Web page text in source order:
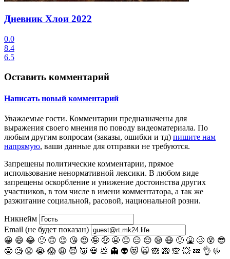
Дневник Хлои 2022
0.0
8.4
6.5
Оставить комментарий
Написать новый комментарий
Уважаемые гости. Комментарии предназначены для
выражения своего мнения по поводу видеоматериала. По
любым другим вопросам (заказы, ошибки и тд) пишите нам
напрямую, ваши данные для отправки не требуются.
Запрещены политические комментарии, прямое
использование ненормативной лексики. В любом виде
запрещены оскорбление и унижение достоинства других
участников, в том числе в имени комментатора, а так же
разжигание социальной, расовой, национальной розни.
Никнейм
Email (не будет показан)
😀 😄 😂 🙂 🙃 😉 😘 😍 🤪 🤑 😬 😐 😑 😔 😪 😷 🤢 🤮 🥴 😵 😎
🤓 🧐 😟 😭 😱 😩 😈 👿 💀 💩 👻 👽 😻 🙀 🙈 🙉 🙊 💥 💤 👌 🤟